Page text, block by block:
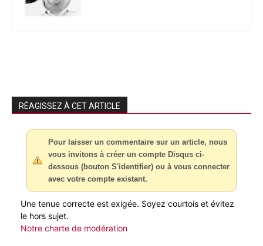
RÉAGISSEZ À CET ARTICLE
Pour laisser un commentaire sur un article, nous
vous invitons à créer un compte Disqus ci-
dessous (bouton S'identifier) ou à vous connecter
avec votre compte existant.
Une tenue correcte est exigée. Soyez courtois et évitez
le hors sujet.
Notre charte de modération